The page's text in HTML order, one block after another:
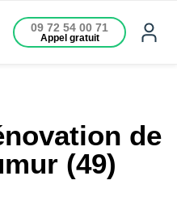
09 72 54 00 71
Appel gratuit
de
(49)